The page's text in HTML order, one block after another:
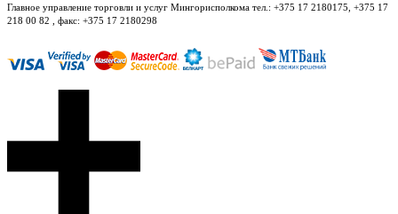
Главное управление торговли и услуг Мингорисполкома тел.: +375 17 2180175, +375 17
218 00 82 , факс: +375 17 2180298